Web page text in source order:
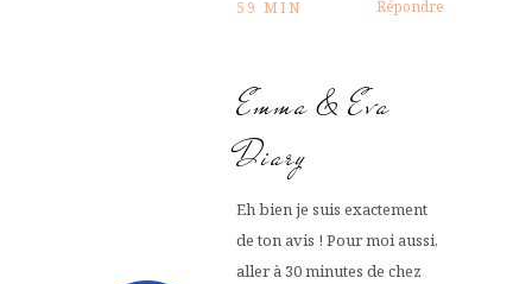
59 MIN
Répondre
Emma & Eva
Diary
Eh bien je suis exactement
de ton avis ! Pour moi aussi,
aller à 30 minutes de chez